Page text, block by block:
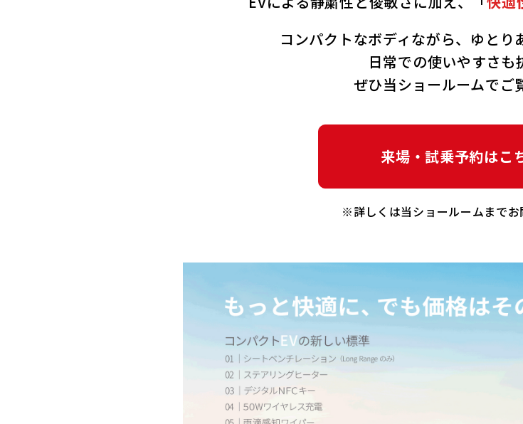
コンパクトなボディながら、 ゆとり
日常での使いやすさも
ぜひ当ショールームでご
来場・試乗予約はこ
※詳しくは当ショールームまでお